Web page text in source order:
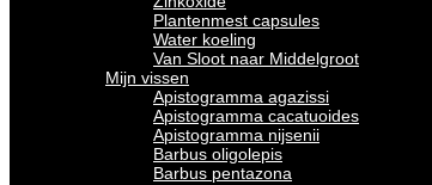
Plantenmest capsules
Water koeling
Van Sloot naar Middelgroot
Mijn vissen
Apistogramma agazissi
Apistogramma cacatuoides
Apistogramma nijsenii
Barbus oligolepis
Barbus pentazona